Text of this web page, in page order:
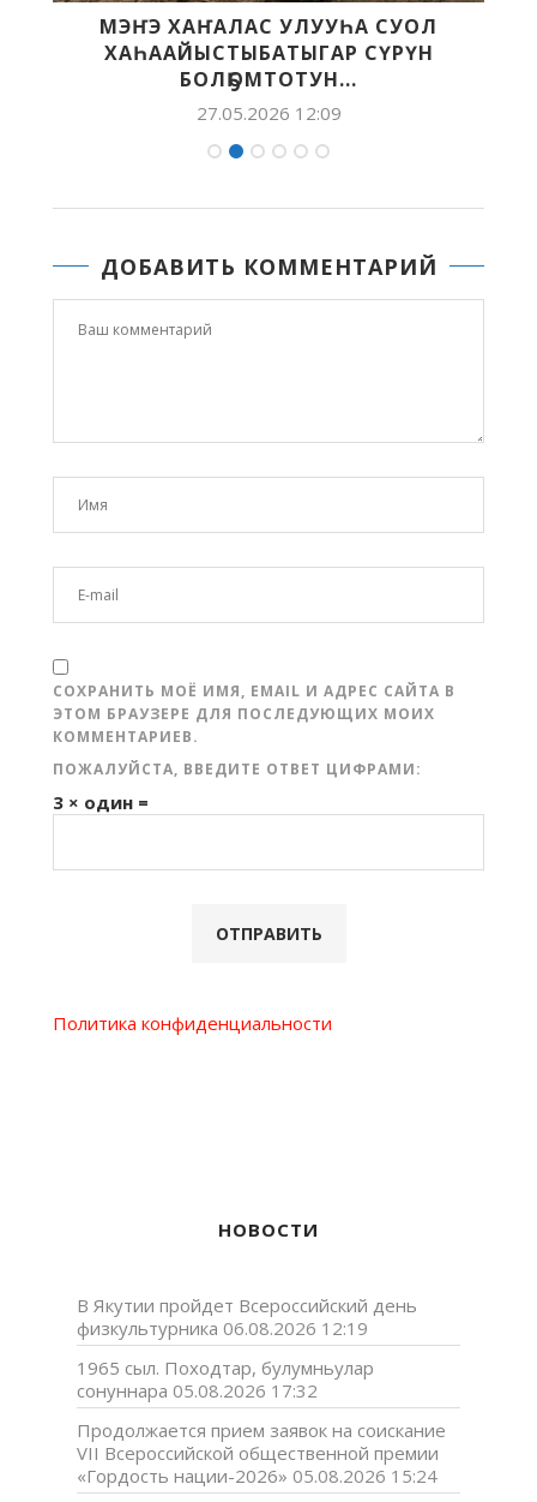
МЭҤЭ ХАҤАЛАС УЛУУҺА СУОЛ
ХАҺААЙЫСТЫБАТЫГАР СҮРҮН
БОЛҔОМТОТУН...
27.05.2026 12:09
ДОБАВИТЬ КОММЕНТАРИЙ
СОХРАНИТЬ МОЁ ИМЯ, EMAIL И АДРЕС САЙТА В
ЭТОМ БРАУЗЕРЕ ДЛЯ ПОСЛЕДУЮЩИХ МОИХ
КОММЕНТАРИЕВ.
ПОЖАЛУЙСТА, ВВЕДИТЕ ОТВЕТ ЦИФРАМИ:
3 × один =
Политика конфиденциальности
НОВОСТИ
В Якутии пройдет Всероссийский день
физкультурника 06.08.2026 12:19
1965 сыл. Походтар, булумньулар
сонуннара 05.08.2026 17:32
Продолжается прием заявок на соискание
VII Всероссийской общественной премии
«Гордость нации-2026» 05.08.2026 15:24